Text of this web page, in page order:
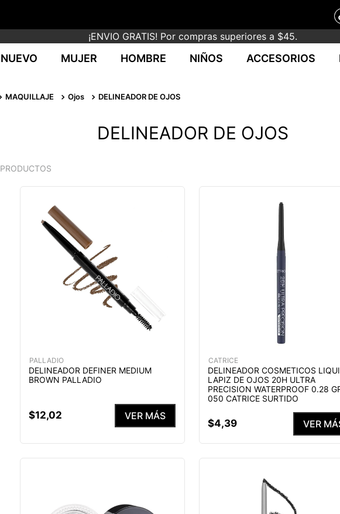
¡ENVIO GRATIS! Por compras superiores a $45.
NUEVO MUJER HOMBRE NIÑOS ACCESORIOS
MAQUILLAJE Ojos DELINEADOR DE OJOS
DELINEADOR DE OJOS
PRODUCTOS
PALLADIO
DELINEADOR DEFINER MEDIUM
BROWN PALLADIO
$12,02 VER MÁS
CATRICE
DELINEADOR COSMETICOS
LAPIZ DE OJOS 20H ULTRA
PRECISION WATERPROOF 0.28
050 CATRICE SURTIDO
$4,39 VER